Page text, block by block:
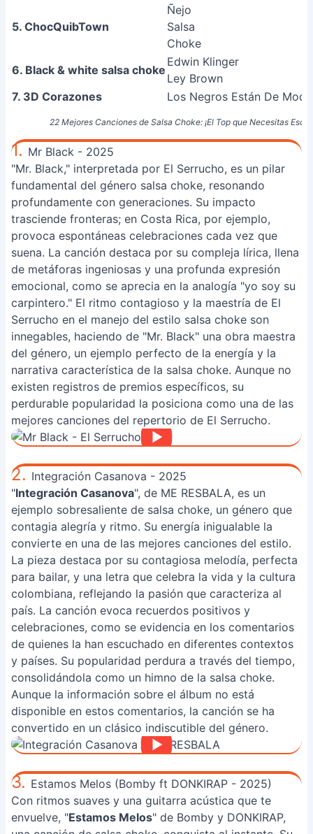
22 Mejores Canciones de Salsa Choke: ¡El Top que Necesitas
5. ChocQuibTown
Ñejo
Salsa
Choke
6. Black & white salsa choke
Edwin Klinger
Ley Brown
7. 3D Corazones
Los Negros Están De Moda
1. Mr Black - 2025
"Mr. Black," interpretada por El Serrucho, es un pilar
fundamental del género salsa choke, resonando
profundamente con generaciones. Su impacto
trasciende fronteras; en Costa Rica, por ejemplo,
provoca espontáneas celebraciones cada vez que
suena. La canción destaca por su compleja lírica, llena
de metáforas ingeniosas y una profunda expresión
emocional, como se aprecia en la analogía "yo soy su
carpintero." El ritmo contagioso y la maestría de El
Serrucho en el manejo del estilo salsa choke son
innegables, haciendo de "Mr. Black" una obra maestra
del género, un ejemplo perfecto de la energía y la
narrativa característica de la salsa choke. Aunque no
existen registros de premios específicos, su
perdurable popularidad la posiciona como una de las
mejores canciones del repertorio de El Serrucho.
2. Integración Casanova - 2025
"Integración Casanova", de ME RESBALA, es un
ejemplo sobresaliente de salsa choke, un género que
contagia alegría y ritmo. Su energía inigualable la
convierte en una de las mejores canciones del estilo.
La pieza destaca por su contagiosa melodía, perfecta
para bailar, y una letra que celebra la vida y la cultura
colombiana, reflejando la pasión que caracteriza al
país. La canción evoca recuerdos positivos y
celebraciones, como se evidencia en los comentarios
de quienes la han escuchado en diferentes contextos
y países. Su popularidad perdura a través del tiempo,
consolidándola como un himno de la salsa choke.
Aunque la información sobre el álbum no está
disponible en estos comentarios, la canción se ha
convertido en un clásico indiscutible del género.
3. Estamos Melos (Bomby ft DONKIRAP - 2025)
Con ritmos suaves y una guitarra acústica que te
envuelve, "Estamos Melos" de Bomby y DONKIRAP,